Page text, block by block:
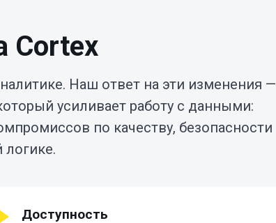
Cortex
Наш ответ на эти изменения —
усиливает работу с данными:
по качеству, безопасности
логике.
Доступность